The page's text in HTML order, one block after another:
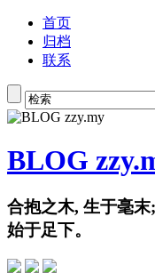
首页
归档
联系
BLOG
合抱之木, 生于毫
始于足下。